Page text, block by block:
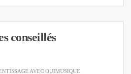
conseillés
AVEC OUIMUSIQUE